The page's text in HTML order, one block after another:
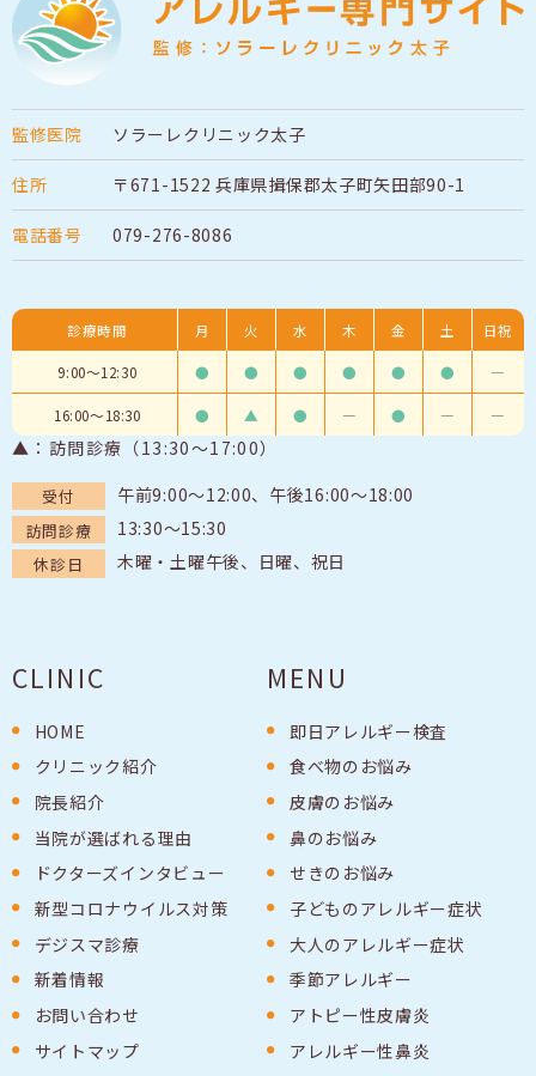
監修医院 ソラーレクリニック太子
住所 〒671-1522 兵庫県揖保郡太子町矢田部90-1
電話番号 079-276-8086
診療時間 月 火 水 木 金 土 日祝
9:00～12:30 ● ● ● ● ● ● ―
16:00～18:30 ● ▲ ● ― ● ― ―
▲：訪問診療（13:30〜17:00）
受付 午前9:00～12:00、午後16:00～18:00
訪問診療 13:30～15:30
休診日 木曜・土曜午後、日曜、祝日
CLINIC
HOME
クリニック紹介
院長紹介
当院が選ばれる理由
ドクターズインタビュー
新型コロナウイルス対策
デジスマ診療
新着情報
お問い合わせ
サイトマップ
MENU
即日アレルギー検査
食べ物のお悩み
皮膚のお悩み
鼻のお悩み
せきのお悩み
子どものアレルギー症状
大人のアレルギー症状
季節アレルギー
アトピー性皮膚炎
アレルギー性鼻炎